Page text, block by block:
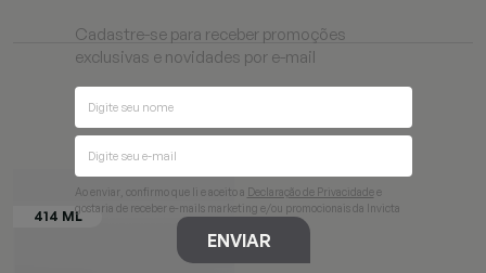
Filtros
Cadastre-se para receber promoções
exclusivas e novidades por e-mail
Ao enviar, confirmo que li e aceito a Declaração de Privacidadee
gostaria de receber e-mails marketing e/ou promocionais da Invicta
ENVIAR